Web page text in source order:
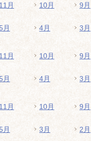
11月 10月 9月
月 4月 3月
11月 10月 9月
5月 4月 3月
11月 10月 9月
月 3月 2月